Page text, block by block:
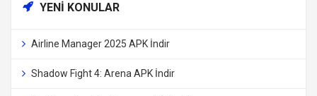
YENI KONULAR
Airline Manager 2025 APK İndir
Shadow Fight 4: Arena APK İndir